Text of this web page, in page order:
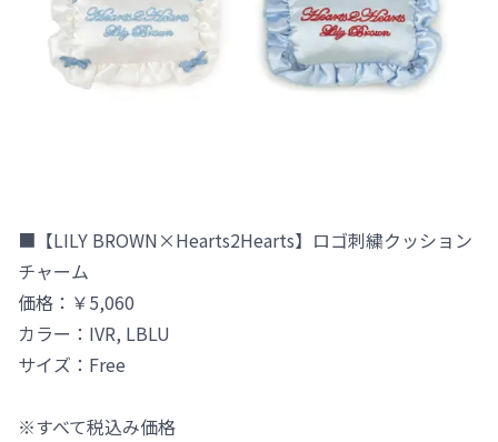
■【LILY BROWN×Hearts2Hearts】ロゴ刺繍クッション
チャーム
価格：￥5,060
カラー：IVR, LBLU
サイズ：Free
※すべて税込み価格